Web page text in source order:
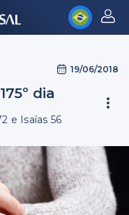
19/06/2018
dia
e Isaías 56